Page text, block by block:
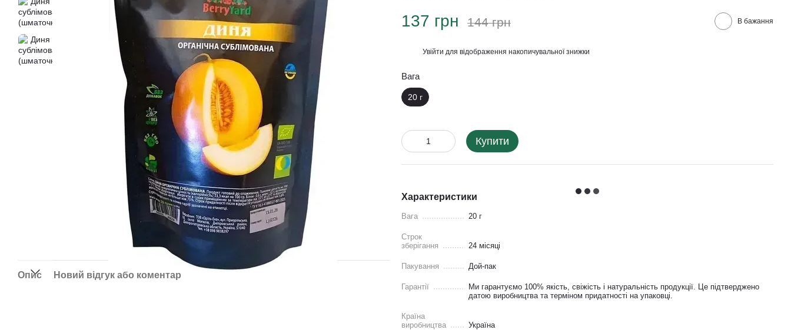
Опис Новий відгук або коментар
137 грн 144 грн В бажання
Увійти для відображення накопичувальної знижки
Вага
20 г
Купити
Характеристики
Вага 20 г
Строк
зберігання
24 місяці
Пакування Дой-пак
Гарантії
Ми гарантуємо 100% якість, свіжість і натуральність продукції. Це підтверджено
датою виробництва та терміном придатності на упаковці.
Країна
виробництва
Україна